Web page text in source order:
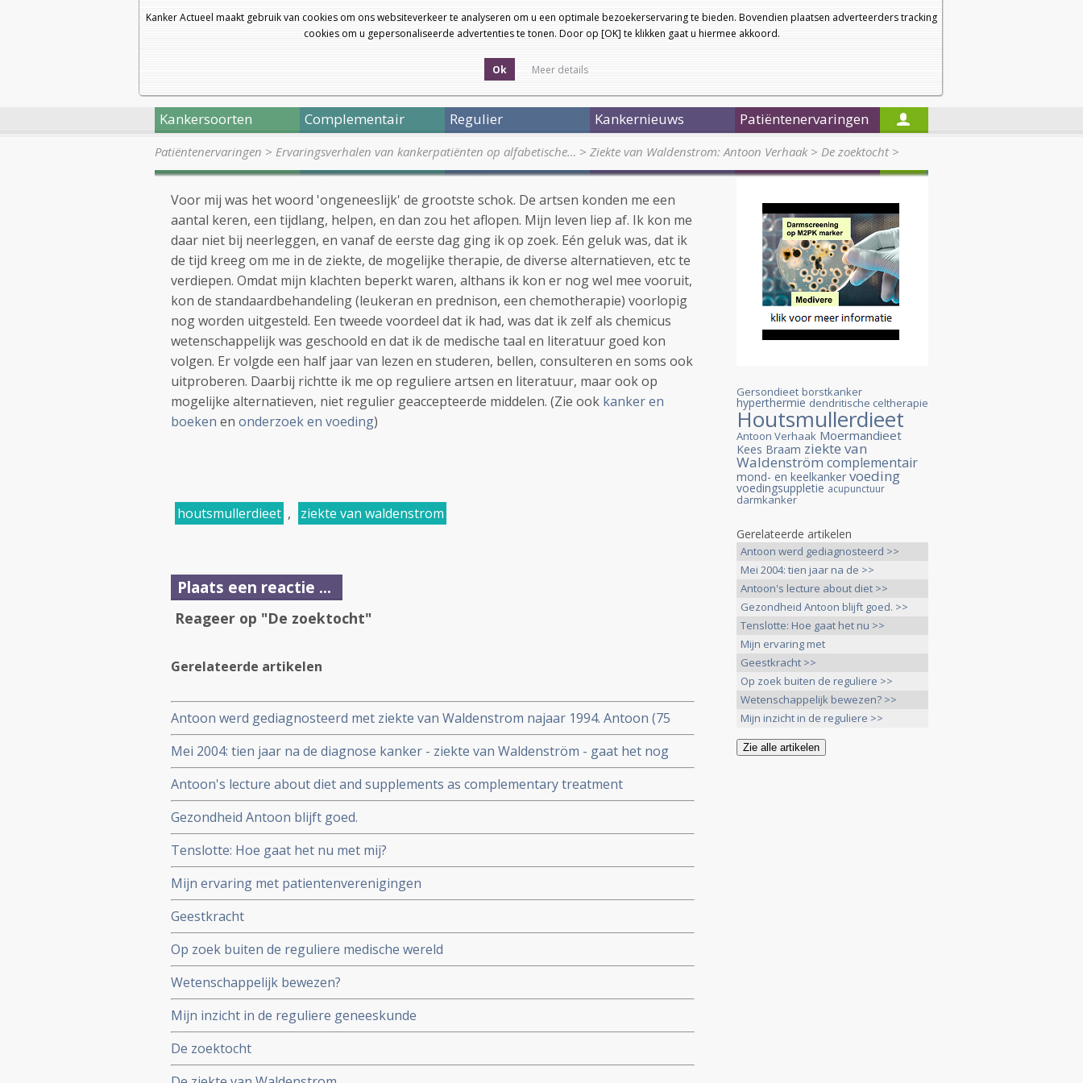
Kanker Actueel maakt gebruik van cookies om ons websiteverkeer te analyseren om u een optimale bezoekerservaring te bieden. Bovendien plaatsen adverteerders tracking
cookies om u gepersonaliseerde advertenties te tonen. Door op [OK] te klikken gaat u hiermee akkoord.
Ok Meer details
a
a
Nieuwsbrief
Startpagina
Kankersoorten Complementair Regulier Kankernieuws Patiëntenervaringen
Patiëntenervaringen > Ervaringsverhalen van kankerpatiënten op alfabetische… > Ziekte van Waldenstrom: Antoon Verhaak> De zoektocht>
Voor mij was het woord 'ongeneeslijk' de grootste schok. De artsen konden me een
aantal keren, een tijdlang, helpen, en dan zou het aflopen. Mijn leven liep af. Ik kon me
daar niet bij neerleggen, en vanaf de eerste dag ging ik op zoek. Eén geluk was, dat ik
de tijd kreeg om me in de ziekte, de mogelijke therapie, de diverse alternatieven, etc te
verdiepen. Omdat mijn klachten beperkt waren, althans ik kon er nog wel mee vooruit,
kon de standaardbehandeling (leukeran en prednison, een chemotherapie) voorlopig
nog worden uitgesteld. Een tweede voordeel dat ik had, was dat ik zelf als chemicus
wetenschappelijk was geschoold en dat ik de medische taal en literatuur goed kon
volgen. Er volgde een half jaar van lezen en studeren, bellen, consulteren en soms ook
uitproberen. Daarbij richtte ik me op reguliere artsen en literatuur, maar ook op
mogelijke alternatieven, niet regulier geaccepteerde middelen. (Zie ook kanker en
boeken en onderzoek en voeding)
houtsmullerdieet , ziekte van waldenstrom
Plaats een reactie ...
Reageer op "De zoektocht"
Gerelateerde artikelen
Antoon werd gediagnosteerd met ziekte van Waldenstrom najaar 1994. Antoon (75
jaar) voelt zich prima ondanks twee keer chemo maar vooral dankzij gezonde leefstijl
en het Houtsmullerdieet en leeft een actief leven met uitstekende kwaliteit van leven.
Mei 2004: tien jaar na de diagnose kanker - ziekte van Waldenström - gaat het nog
steeds erg goed met Antoon.
Antoon's lecture about diet and supplements as complementary treatment
Gezondheid Antoon blijft goed.
Tenslotte: Hoe gaat het nu met mij?
Mijn ervaring met patientenverenigingen
Geestkracht
Op zoek buiten de reguliere medische wereld
Wetenschappelijk bewezen?
Mijn inzicht in de reguliere geneeskunde
De zoektocht
Gersondieet borstkanker
hyperthermie dendritische celtherapie
Houtsmullerdieet
Antoon Verhaak Moermandieet
Kees Braam ziekte van
Waldenström complementair
mond- en keelkanker voeding
voedingsuppletie acupunctuur
darmkanker
Gerelateerde artikelen
Antoon werd gediagnosteerd >>
Mei 2004: tien jaar na de >>
Antoon's lecture about diet >>
Gezondheid Antoon blijft goed. >>
Tenslotte: Hoe gaat het nu >>
Mijn ervaring met
patientenverenigingen >>
Geestkracht >>
Op zoek buiten de reguliere >>
Wetenschappelijk bewezen? >>
Mijn inzicht in de reguliere >>